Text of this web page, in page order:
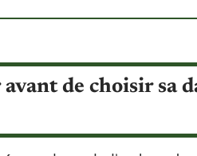
de choisir sa